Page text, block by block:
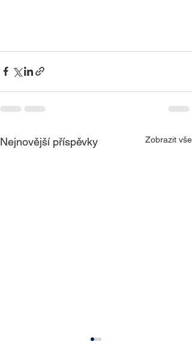
Nejnovější příspěvky Zobrazit vše